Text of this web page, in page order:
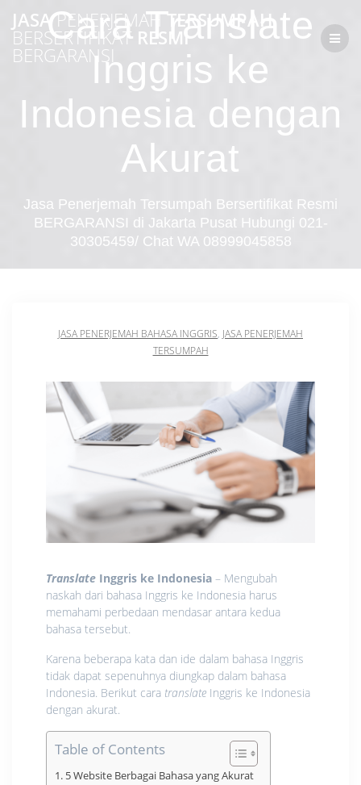
to
content
JASAPENERJEMAHTERSUMPAH
BERSERTIFIKATRESMI
BERGARANSI
Cara Translate
Inggris ke
Indonesia dengan
Akurat
Jasa Penerjemah Tersumpah Bersertifikat Resmi
BERGARANSI di Jakarta Pusat Hubungi 021-
30305459/ Chat WA 08999045858
JASA PENERJEMAH BAHASA INGGRIS, JASA PENERJEMAH
TERSUMPAH
Translate Inggris ke Indonesia – Mengubah
naskah dari bahasa Inggris ke Indonesia harus
memahami perbedaan mendasar antara kedua
bahasa tersebut.
Karena beberapa kata dan ide dalam bahasa Inggris
tidak dapat sepenuhnya diungkap dalam bahasa
Indonesia. Berikut cara translate Inggris ke Indonesia
dengan akurat.
Table of Contents
5 Website Berbagai Bahasa yang Akurat